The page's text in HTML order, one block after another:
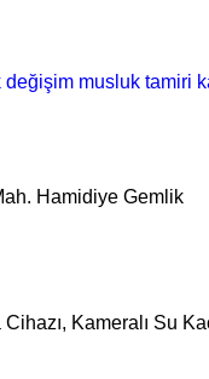
değişim musluk tamiri
Hamidiye Gemlik
Kameralı Su